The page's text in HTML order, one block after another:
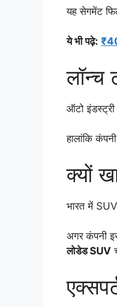
यह सेगमेंट
ये भी पढ़े:
लॉन्च
ऑटो
हालांकि
क्यों
भारत में
अगर कंपनी
लोडेड SUV